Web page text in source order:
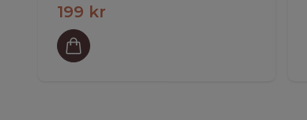
199 kr